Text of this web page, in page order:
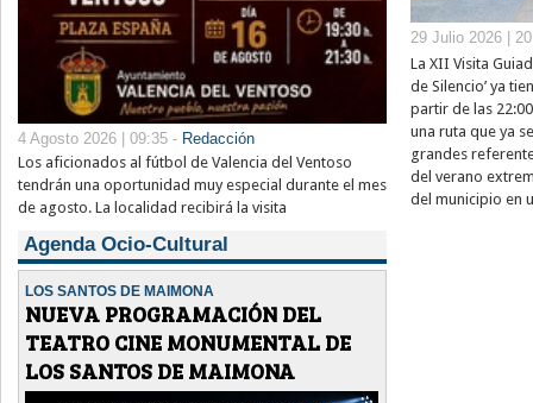
4 Agosto 2026 | 09:35 - Redacción
Los aficionados al fútbol de Valencia del Ventoso
tendrán una oportunidad muy especial durante el mes
de agosto. La localidad recibirá la visita
Agenda Ocio-Cultural
LOS SANTOS DE MAIMONA
NUEVA PROGRAMACIÓN DEL
TEATRO CINE MONUMENTAL DE
LOS SANTOS DE MAIMONA
29 Julio 2026 |
La XII Visita
de Silencio’ ya
partir de las
una ruta que ya
grandes
del verano
del municipio en